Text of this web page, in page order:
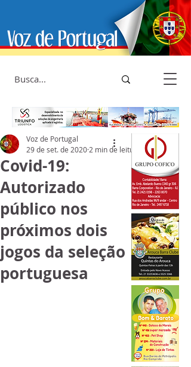
Covid-19:
Autorizado
público nos
próximos dois
jogos da seleção
portuguesa
Voz de Portugal
29 de set. de 2020 2 min de leitura